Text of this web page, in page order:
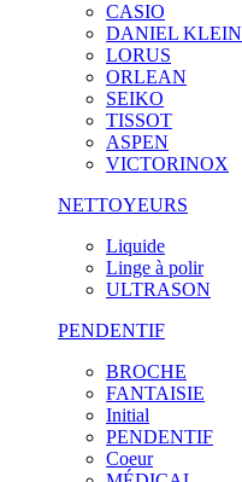
CASIO
DANIEL KLEIN
LORUS
ORLEAN
SEIKO
TISSOT
ASPEN
VICTORINOX
NETTOYEURS
Liquide
Linge à polir
ULTRASON
PENDENTIF
BROCHE
FANTAISIE
Initial
PENDENTIF
Coeur